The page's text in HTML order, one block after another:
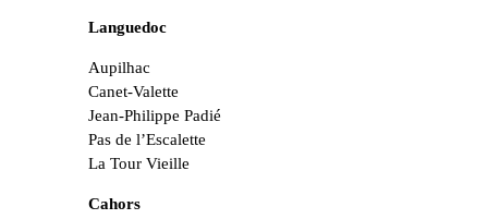
Languedoc
Aupilhac
Canet-Valette
Jean-Philippe Padié
Pas de l’Escalette
La Tour Vieille
Cahors